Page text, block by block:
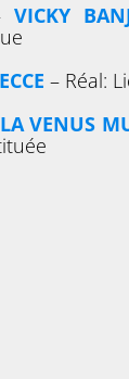
VICKY
ECCE – Réal:
LA VENUS